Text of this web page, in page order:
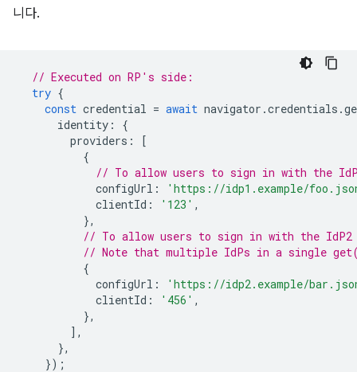
니다.
// Executed on RP's side:
try {
const credential = await navigator .credentials .
identity :
{
providers :
[
{
// To allow users to sign in with the
configUrl :
'https://idp1.example/
clientId : '123' ,
},
// To allow users to sign in with the IdP2
// Note that multiple IdPs in a single get()
{
configUrl :
'https://idp2.example/
clientId : '456' ,
},
],
},
});